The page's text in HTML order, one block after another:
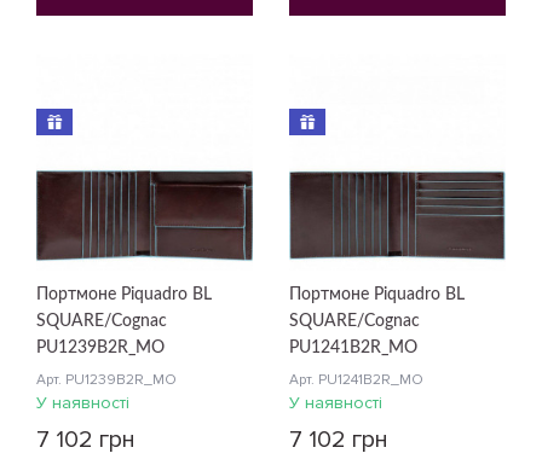
Портмоне Piquadro BL
SQUARE/Cognac
PU1239B2R_MO
Арт. PU1239B2R_MO
У наявності
7 102 грн
Портмоне Piquadro BL
SQUARE/Cognac
PU1241B2R_MO
Арт. PU1241B2R_MO
У наявності
7 102 грн